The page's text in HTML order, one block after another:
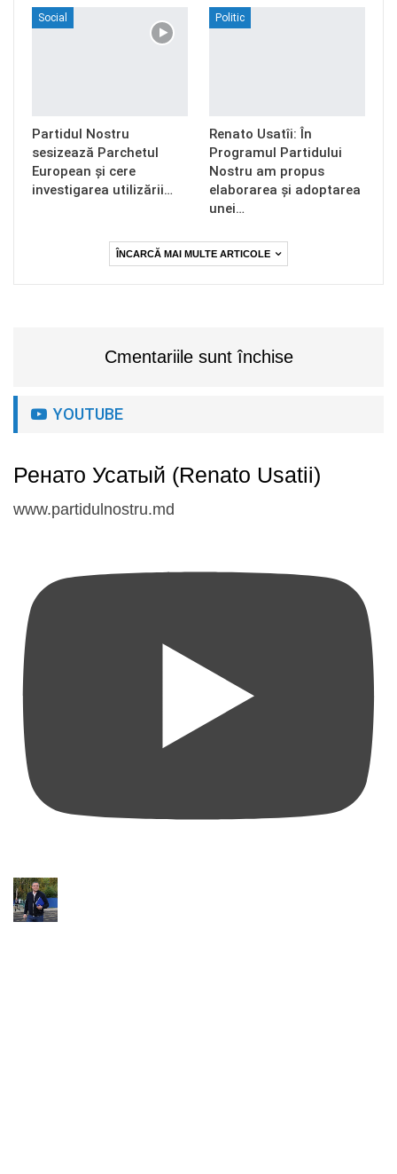
Social
Partidul Nostru
sesizează Parchetul
European și cere
investigarea utilizării…
Politic
Renato Usatîi: În
Programul Partidului
Nostru am propus
elaborarea și adoptarea
unei…
ÎNCARCĂ MAI MULTE ARTICOLE
Cmentariile sunt închise
YOUTUBE
Ренато Усатый (Renato Usatii)
www.partidulnostru.md